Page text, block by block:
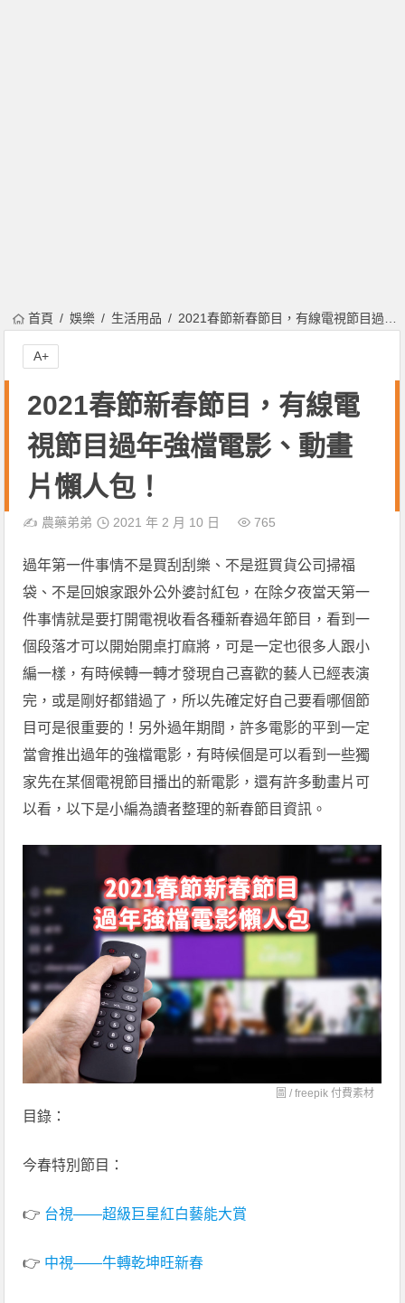
首頁 娛樂 生活用品 2021春節新春節目，有線電視節目過年強檔電影、動畫片懶人包！
2021春節新春節目，有線電
視節目過年強檔電影、動畫
片懶人包！
✍️ 農藥弟弟 2021 年 2 月 10 日 765
過年第一件事情不是買刮刮樂、不是逛買貨公司掃福
袋、不是回娘家跟外公外婆討紅包，在除夕夜當天第一
件事情就是要打開電視收看各種新春過年節目，看到一
個段落才可以開始開桌打麻將，可是一定也很多人跟小
編一樣，有時候轉一轉才發現自己喜歡的藝人已經表演
完，或是剛好都錯過了，所以先確定好自己要看哪個節
目可是很重要的！另外過年期間，許多電影的平到一定
當會推出過年的強檔電影，有時候個是可以看到一些獨
家先在某個電視節目播出的新電影，還有許多動畫片可
以看，以下是小編為讀者整理的新春節目資訊。
圖 / freepik 付費素材
目錄：
今春特別節目：
👉 台視——超級巨星紅白藝能大賞
👉 中視——牛轉乾坤旺新春
A+